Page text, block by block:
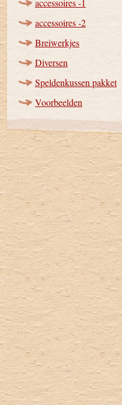
accessoires -1
accessoires -2
Breiwerkjes
Diversen
Speldenkussen pakket
Voorbeelden